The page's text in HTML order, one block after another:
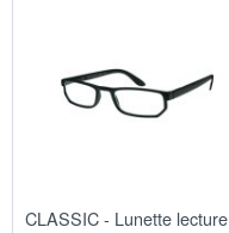
CLASSIC - Lunette lecture